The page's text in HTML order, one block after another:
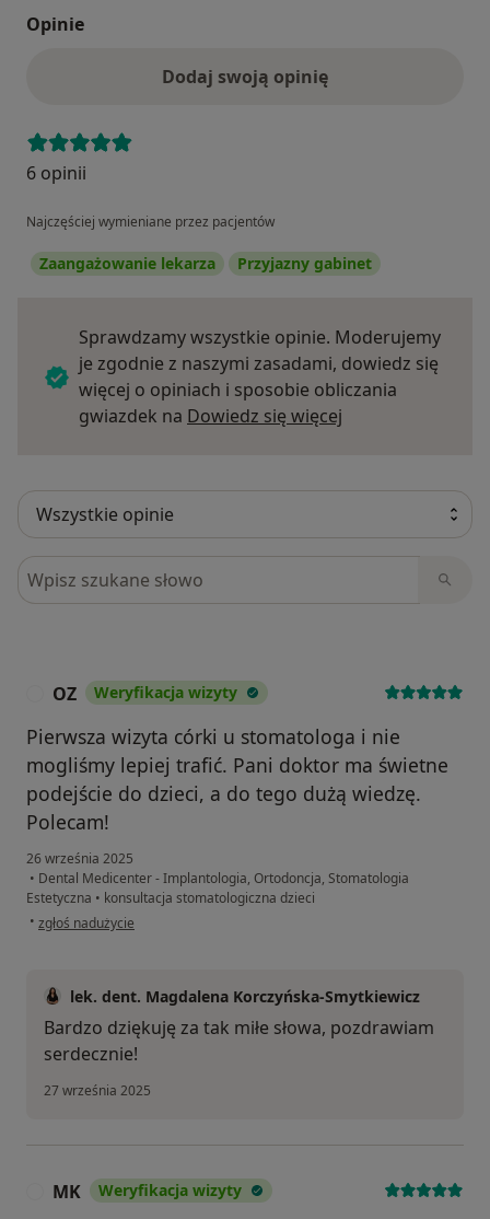
Opinie
Dodaj swoją opinię
6 opinii
Najczęściej wymieniane przez pacjentów
Zaangażowanie lekarza Przyjazny gabinet
Sprawdzamy wszystkie opinie. Moderujemy
je zgodnie z naszymi zasadami, dowiedz się
więcej o opiniach i sposobie obliczania
gwiazdek na Dowiedz się więcej
Szukaj w opiniach
OZ Weryfikacja wizyty
Pierwsza wizyta córki u stomatologa i nie
mogliśmy lepiej trafić. Pani doktor ma świetne
podejście do dzieci, a do tego dużą wiedzę.
Polecam!
26 września 2025
• Dental Medicenter - Implantologia, Ortodoncja, Stomatologia
Estetyczna • konsultacja stomatologiczna dzieci
• w opinii użytkownika OZ
zgłoś nadużycie
lek. dent. Magdalena Korczyńska-Smytkiewicz
Bardzo dziękuję za tak miłe słowa, pozdrawiam
serdecznie!
27 września 2025
MK Weryfikacja wizyty